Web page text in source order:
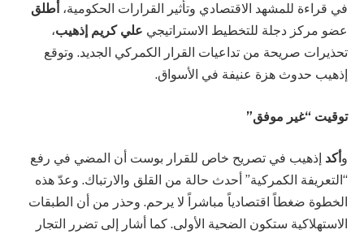
في قراءة للمشهد الاقتصادي وتأثير القرارات الحكومية، أطلق
عضو مركز دجلة للتخطيط الاستراتيجي علي كريم إذهيب،
تحذيرات صريحة من تداعيات القرار الكمركي الجديد. وتوقع
إذهيب حدوث هزة عنيفة في الأسواق.
توقيت “غير موفق”
و أكد إذهيب في تصريح خاص للقرار بوست أن المضي في رفع
“التعريفة الكمركية” أحدث حالة من القلق والارتباك. وعدّ هذه
الخطوة ضغطاً اقتصادياً مباشراً لا يرحم. وحذر من أن الطبقات
الاستهلاكية ستكون الضحية الأولى. كما أشار إلى تضرر التجار